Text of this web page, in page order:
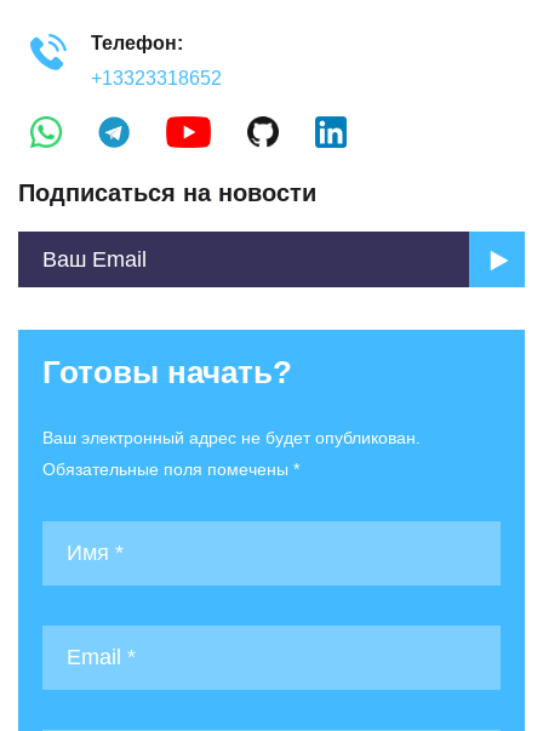
Телефон:
+13323318652
Подписаться на новости
Готовы начать?
Ваш электронный адрес не будет опубликован.
Обязательные поля помечены *